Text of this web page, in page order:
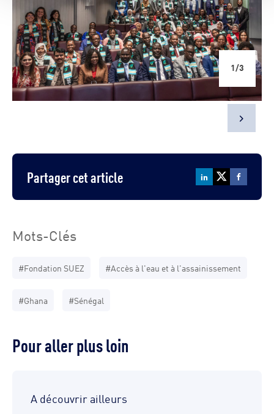
1/3
Partager cet article
Mots-Clés
#Fondation SUEZ #Accès à l'eau et à l'assainissement
#Ghana #Sénégal
Pour aller plus loin
A découvrir ailleurs